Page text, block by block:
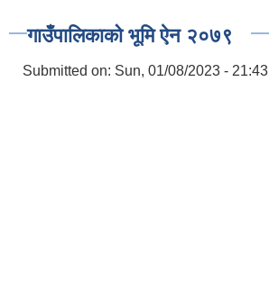
गाउँपालिकाको भूमि ऐन २०७९
Submitted on: Sun, 01/08/2023 - 21:43